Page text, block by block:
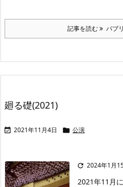
記事を読む パブ
廻る礎(2021)
 2021年11月4日  公演
 2024年1月
2021年11月